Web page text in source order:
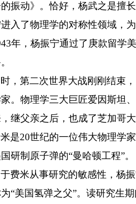
振动》。恰好，杨武之是擅
入了物理学的对称性领域，
年，杨振宁通过了庚款留学
，第二次世界大战刚刚结束
。物理学三大巨匠爱因斯坦
继父亲之后，也成了芝加哥
是20世纪的一位伟大物理学
研制原子弹的“曼哈顿工程”。
费米从事研究的敏感性，杨
“美国氢弹之父”。读研究生